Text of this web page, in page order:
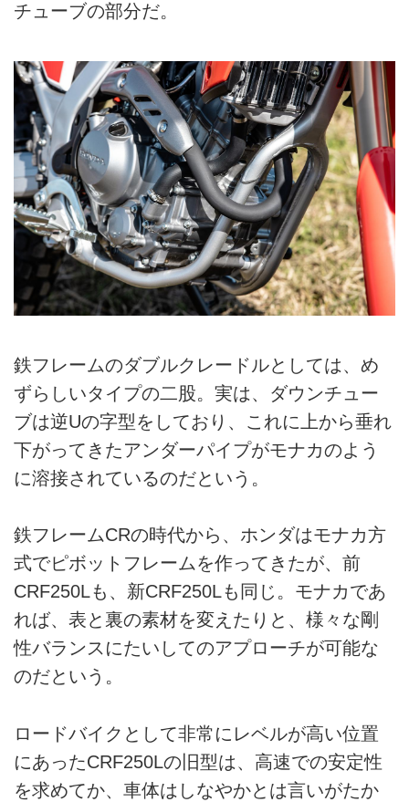
チューブの部分だ。
鉄フレームのダブルクレードルとしては、め
ずらしいタイプの二股。実は、ダウンチュー
ブは逆Uの字型をしており、これに上から垂れ
下がってきたアンダーパイプがモナカのよう
に溶接されているのだという。
鉄フレームCRの時代から、ホンダはモナカ方
式でピボットフレームを作ってきたが、前
CRF250Lも、新CRF250Lも同じ。モナカであ
れば、表と裏の素材を変えたりと、様々な剛
性バランスにたいしてのアプローチが可能な
のだという。
ロードバイクとして非常にレベルが高い位置
にあったCRF250Lの旧型は、高速での安定性
を求めてか、車体はしなやかとは言いがたか